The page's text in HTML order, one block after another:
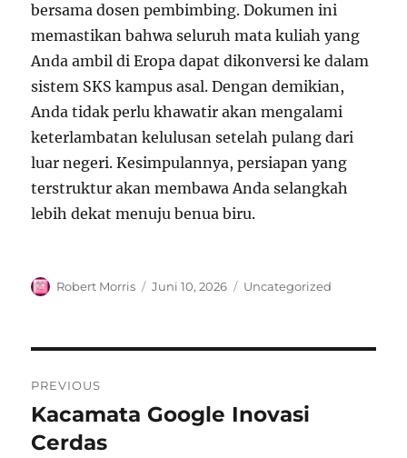
bersama dosen pembimbing. Dokumen ini
memastikan bahwa seluruh mata kuliah yang
Anda ambil di Eropa dapat dikonversi ke dalam
sistem SKS kampus asal. Dengan demikian,
Anda tidak perlu khawatir akan mengalami
keterlambatan kelulusan setelah pulang dari
luar negeri. Kesimpulannya, persiapan yang
terstruktur akan membawa Anda selangkah
lebih dekat menuju benua biru.
Author
Robert Morris
Posted
Juni 10, 2026 Categories
Uncategorized
pos
PREVIOUS
Previous
post:
Kacamata Google Inovasi
Cerdas